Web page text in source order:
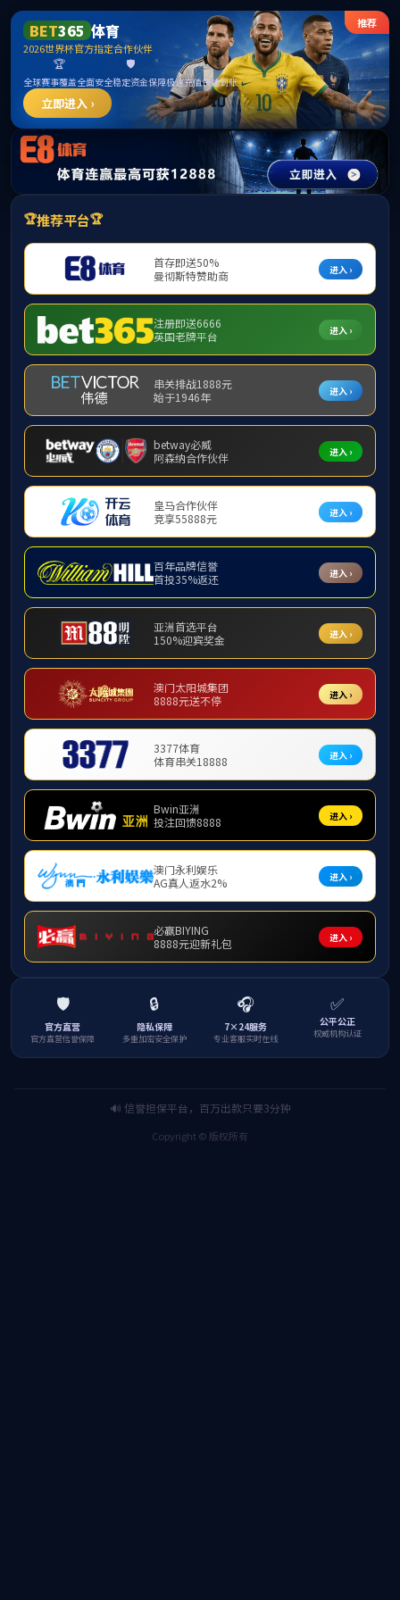
英国·威廉希尔(WilliamHill)中文官方网站-
williamhill8.com
实验动物消毒
无菌检查
急救车灭菌
清洁验证
厂房/实验室整体灭菌
微生物检测
Product Center
产品中心
首页 产品中心 实验动物/科研 无菌动物隔离器
无菌动物隔离器
无菌动物隔离器
实验动物软包隔离器
Learn More
雪貂隔离器
Learn More